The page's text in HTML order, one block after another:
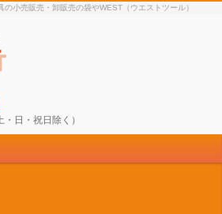
小売販売・卸販売の袋やWEST（ウエストツール）
日・祝日除く）